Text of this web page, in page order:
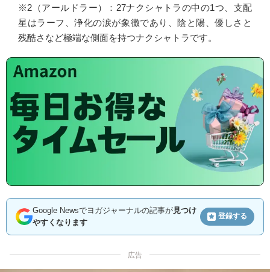
※2（アールドラー）：27ナクシャトラの中の1つ、支配
星はラーフ、浄化の涙が象徴であり、陰と陽、優しさと
残酷さなど極端な側面を持つナクシャトラです。
Google Newsでヨガジャーナルの記事が見つけ
やすくなります
登録する
広告